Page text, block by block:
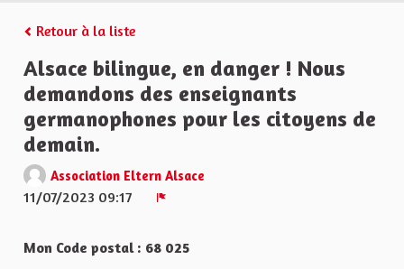
Retour à la liste
Alsace bilingue, en danger ! Nous
demandons des enseignants
germanophones pour les citoyens de
demain.
Association Eltern Alsace
11/07/2023 09:17
Mon Code postal : 68 025